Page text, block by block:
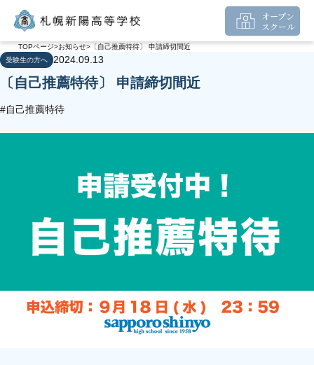
オープン
スクール
TOPページ お知らせ 〔自己推薦特待〕 申請締切間近
受験生の方へ
2024.09.13
〔自己推薦特待〕 申請締切間近
#自己推薦特待